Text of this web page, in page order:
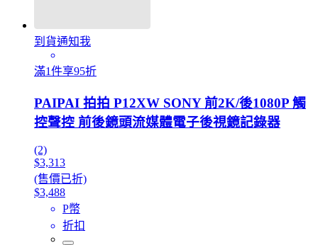
到貨通知我
滿1件享95折
PAIPAI 拍拍 P12XW SONY 前2K/後1080P 觸
控聲控 前後鏡頭流媒體電子後視鏡記錄器
(2)
$3,313
(售價已折)
$3,488
P幣
折扣